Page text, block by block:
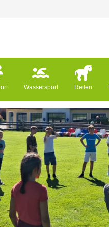
Wassersport Reiten